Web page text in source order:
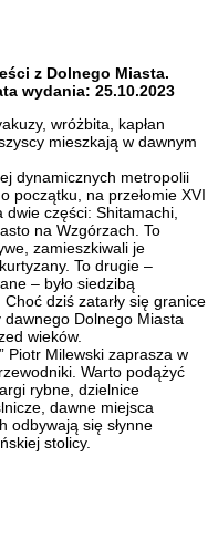
z Dolnego Miasta.
wydania: 25.10.2023
wróżbita, kapłan
mieszkają w dawnym
dynamicznych metropolii
początku, na przełomie XVI
dwie części: Shitamachi,
na Wzgórzach. To
zamieszkiwali je
To drugie –
– było siedzibą
dziś zatarły się granice
Dolnego Miasta
wieków.
Piotr Milewski zaprasza w
Warto podążyć
rybne, dzielnice
dawne miejsca
odbywają się słynne
stolicy.